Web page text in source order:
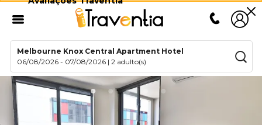
Melbourne Knox Central Apartment Hotel
06/08/2026 - 07/08/2026 |2 adulto(s)